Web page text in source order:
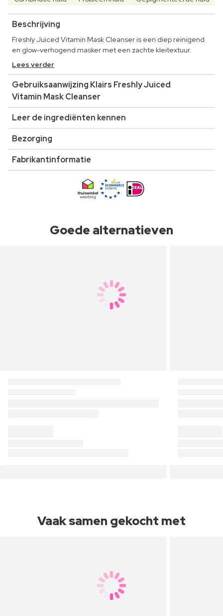
Beschrijving
Freshly Juiced Vitamin Mask Cleanser is een diep reinigend
en glow-verhogend masker met een zachte kleitextuur.
Lees verder
Gebruiksaanwijzing Klairs Freshly Juiced
Vitamin Mask Cleanser
Leer de ingrediënten kennen
Bezorging
Fabrikantinformatie
Goede alternatieven
Vaak samen gekocht met